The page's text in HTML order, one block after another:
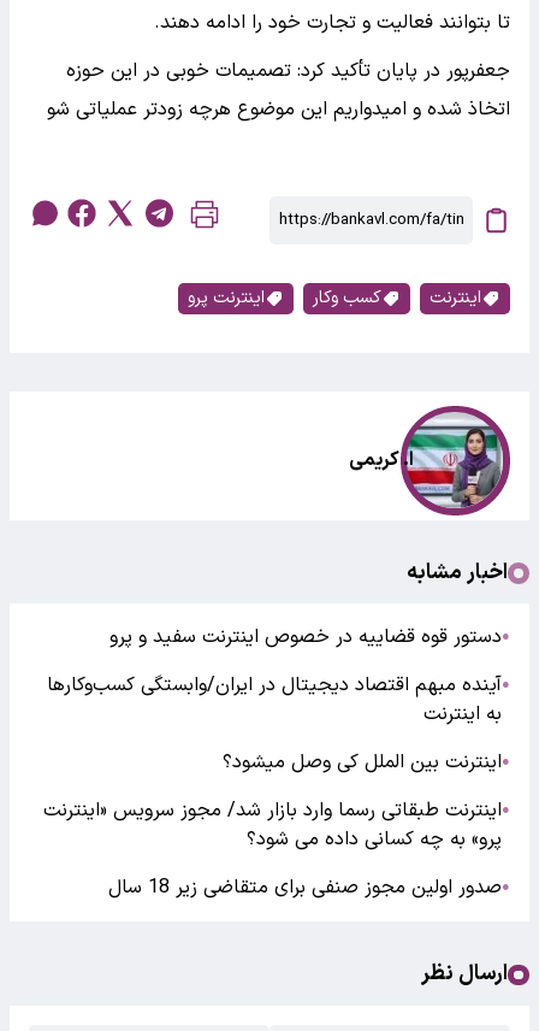
تا بتوانند فعالیت و تجارت خود را ادامه دهند.
جعفرپور در پایان تأکید کرد: تصمیمات خوبی در این حوزه
اتخاذ شده و امیدواریم این موضوع هرچه زودتر عملیاتی شو
اینترنت کسب وکار اینترنت پرو
ا. کریمی
اخبار مشابه
●دستور قوه قضاییه در خصوص اینترنت سفید و پرو
●آینده مبهم اقتصاد دیجیتال در ایران/وابستگی کسب‌وکارها
به اینترنت
●اینترنت بین الملل کی وصل میشود؟
●اینترنت طبقاتی رسما وارد بازار شد/ مجوز سرویس «اینترنت
پرو» به چه کسانی داده می شود؟
●صدور اولین مجوز صنفی برای متقاضی زیر 18 سال
ارسال نظر